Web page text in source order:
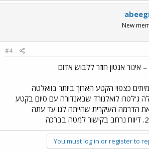
New
#4
כצפוי הקטע הארוך ביותר בוואלטה
לה ג'לטרו לואלנורד שבאנדורה עם סיום בקטע
הדרמה העיקרית שהייתה לנו עד עתה
You must log in or register to